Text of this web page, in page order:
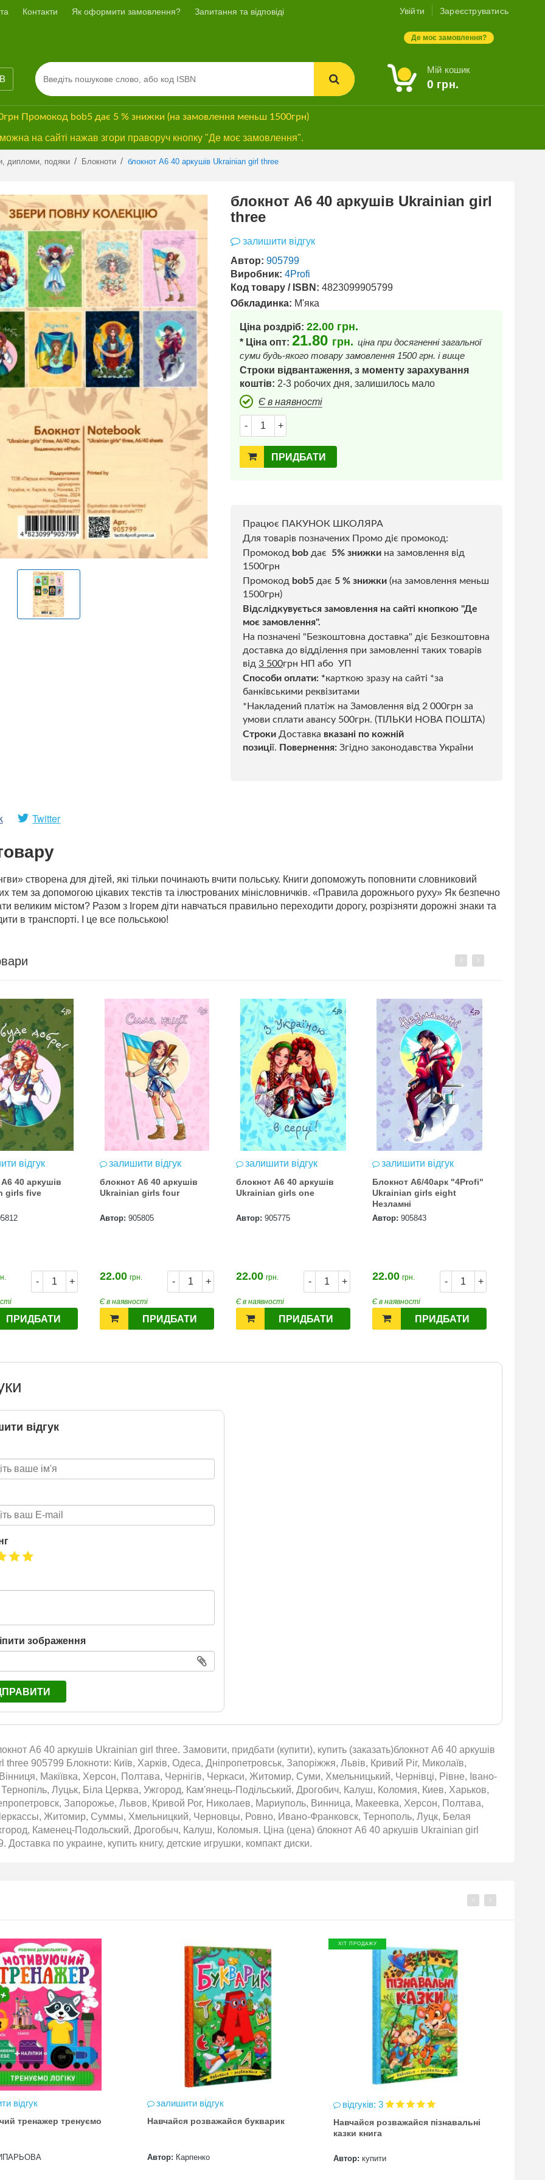
Контакти Як оформити замовлення? Запитання та відповіді Увійти Зареєструватись
Де моє замовлення?
Мій кошик
0 грн.
Промокод bob5 дає 5 % знижки (на замовлення меньш 1500грн)
на сайті нажав згори праворуч кнопку "Де моє замовлення".
дипломи, подяки / Блокноти / блокнот А6 40 аркушів Ukrainian girl three
розігрують автомобіль!
2020-06-09
автомобіль! Пам’ятайте: кожна
посилка — це один шанс стати
Механіка: отримуй одну посилку
Новою поштою і приймай
акції: http://novaposhta.ua/win_bmw
Previous
Next
блокнот А6 40 аркушів Ukrainian girl
three
залишити відгук
Автор: 905799
Виробник: 4Profi
Код товару / ISBN: 4823099905799
Обкладинка: М'яка
Ціна роздріб: 22.00 грн.
* Ціна опт: 21.80 грн. ціна при досягненні загальної
суми будь-якого товару замовлення 1500 грн. і вище
Строки відвантаження, з моменту зарахування
коштів: 2-3 робочих дня, залишилось мало
Є в наявності
- +
ПРИДБАТИ
Працює ПАКУНОК ШКОЛЯРА
Для товарів позначених Промо діє промокод:
Промокод bob дає 5% знижки на замовлення від
1500грн
Промокод bob5 дає 5 % знижки (на замовлення меньш
1500грн)
Відслідкувується замовлення на сайті кнопкою "Де
моє замовлення".
На позначені "Безкоштовна доставка" діє Безкоштовна
доставка до відділення при замовленні таких товарів
від 3 500грн НП або УП
Способи оплати: *карткою зразу на сайті *за
банківськими реквізитами
*Накладений платіж на Замовлення від 2 000грн за
умови сплати авансу 500грн. (ТІЛЬКИ НОВА ПОШТА)
Строки Доставка вказані по кожній
позиції. Повернення: Згідно законодавства України
Twitter
створена для дітей, які тільки починають вчити польську. Книги допоможуть поповнити словниковий
тем за допомогою цікавих текстів та ілюстрованих мінісловничків. «Правила дорожнього руху» Як безпечно
великим містом? Разом з Ігорем діти навчаться правильно переходити дорогу, розрізняти дорожні знаки та
в транспорті. І це все польською!
Previous
відгук
40 аркушів
girls five
- +
ПРИДБАТИ
залишити відгук
блокнот А6 40 аркушів
Ukrainian girls four
Автор: 905805
- +
22.00 грн.
Є в наявності
ПРИДБАТИ
залишити відгук
блокнот А6 40 аркушів
Ukrainian girls one
Автор: 905775
- +
22.00 грн.
Є в наявності
ПРИДБАТИ
залишити відгук
Блокнот А6/40арк "4Profi"
Ukrainian girls eight
Незламні
Автор: 905843
- +
22.00 грн.
Є в наявності
ПРИДБАТИ
Next
відгук
зображення
А6 40 аркушів Ukrainian girl three. Замовити, придбати (купити), купить (заказать)блокнот А6 40 аркушів
three 905799 Блокноти: Київ, Харків, Одеса, Дніпропетровськ, Запоріжжя, Львів, Кривий Ріг, Миколаїв,
Макіївка, Херсон, Полтава, Чернігів, Черкаси, Житомир, Суми, Хмельницький, Чернівці, Рівне, Івано-
Тернопіль, Луцьк, Біла Церква, Ужгород, Кам'янець-Подільський, Дрогобич, Калуш, Коломия, Киев, Харьков,
Запорожье, Львов, Кривой Рог, Николаев, Мариуполь, Винница, Макеевка, Херсон, Полтава,
Житомир, Суммы, Хмельницкий, Черновцы, Ровно, Ивано-Франковск, Тернополь, Луцк, Белая
Каменец-Подольский, Дрогобыч, Калуш, Коломыя. Ціна (цена) блокнот А6 40 аркушів Ukrainian girl
Доставка по украине, купить книгу, детские игрушки, компакт диски.
відгук
тренажер тренуємо
залишити відгук
Навчайся розважайся букварик
Автор: Карпенко
ХІТ ПРОДАЖУ
відгуків: 3
Навчайся розважайся пізнавальні
казки книга
Автор: купити